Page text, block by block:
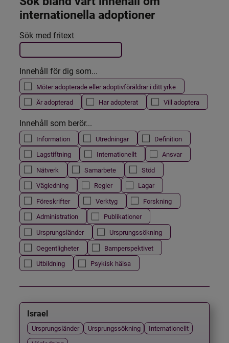
internationella adoptioner
Filtrera resultatet
Det här formuläret postas automatiskt
Sök med fritext
Innehåll för dig som...
Möter adopterade eller adoptivföräldrar i ditt yrke
Är adopterad
Har adopterat Vill adoptera
Innehåll som berör...
Information Utredningar
Definition
Lagstiftning
Internationellt
Ansvar
Nätverk
Samarbete
Stöd
Vägledning
Regler
Lagar
Föreskrifter
Verktyg
Forskning
Administration
Publikationer
Ursprungsländer
Ursprungssökning
Oegentligheter
Barnperspektivet
Utbildning
Psykisk hälsa
Israel
Ursprungsländer Ursprungssökning
Internationellt